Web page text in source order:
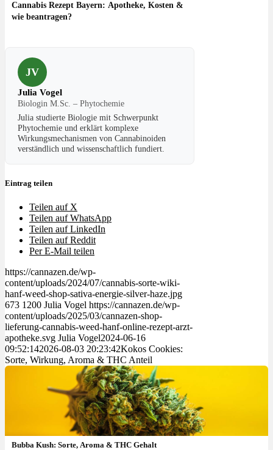
Cannabis Rezept Bayern: Apotheke, Kosten &
wie beantragen?
JV
Julia Vogel
Biologin M.Sc. – Phytochemie
Julia studierte Biologie mit Schwerpunkt
Phytochemie und erklärt komplexe
Wirkungsmechanismen von Cannabinoiden
verständlich und wissenschaftlich fundiert.
Eintrag teilen
Teilen auf X
Teilen auf WhatsApp
Teilen auf LinkedIn
Teilen auf Reddit
Per E-Mail teilen
https://cannazen.de/wp-
content/uploads/2024/07/cannabis-sorte-wiki-
hanf-weed-shop-sativa-energie-silver-haze.jpg
673 1200 Julia Vogel https://cannazen.de/wp-
content/uploads/2025/03/cannazen-shop-
lieferung-cannabis-weed-hanf-online-rezept-arzt-
apotheke.svg Julia Vogel2024-06-16
09:52:142026-08-03 20:23:42Kokos Cookies:
Sorte, Wirkung, Aroma & THC Anteil
Bubba Kush: Sorte, Aroma & THC Gehalt